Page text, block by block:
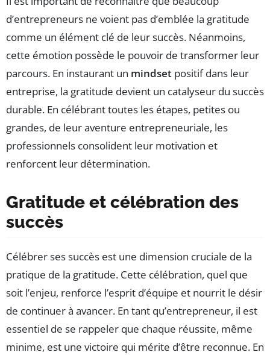
d’entrepreneurs ne voient pas d’emblée la gratitude
comme un élément clé de leur succès. Néanmoins,
cette émotion possède le pouvoir de transformer leur
parcours. En instaurant un mindset positif dans leur
entreprise, la gratitude devient un catalyseur du succès
durable. En célébrant toutes les étapes, petites ou
grandes, de leur aventure entrepreneuriale, les
professionnels consolident leur motivation et
renforcent leur détermination.
Gratitude et célébration des
succès
Célébrer ses succès est une dimension cruciale de la
pratique de la gratitude. Cette célébration, quel que
soit l’enjeu, renforce l’esprit d’équipe et nourrit le désir
de continuer à avancer. En tant qu’entrepreneur, il est
essentiel de se rappeler que chaque réussite, même
minime, est une victoire qui mérite d’être reconnue. En